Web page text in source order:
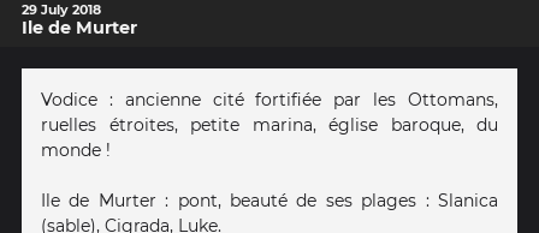
29 July 2018
Ile de Murter
Vodice : ancienne cité fortifiée par les Ottomans,
ruelles étroites, petite marina, église baroque, du
monde !
Ile de Murter : pont, beauté de ses plages : Slanica
(sable), Cigrada, Luke.